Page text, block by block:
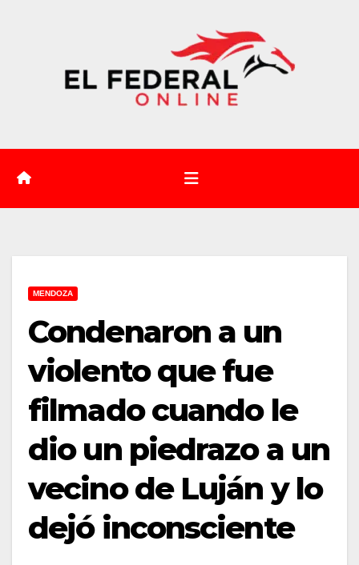
MENDOZA
Condenaron a un
violento que fue
filmado cuando le
dio un piedrazo a un
vecino de Luján y lo
dejó inconsciente